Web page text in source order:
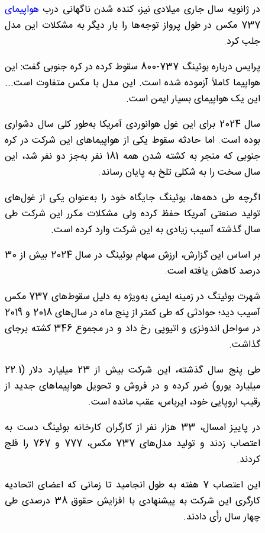
در ژانویه سال جاری میلادی نیز، کنده شدن ناگهانی درب هواپیمای
737 مکس در طول پرواز توجه‌ها را بار دیگر به مشکلات این مدل
جلب کرد.
پرایس درباره بوئینگ 737-800 سقوط کرده در کره جنوبی گفت: این
هواپیما کاملاً آزموده شده است. این مدل با مکس متفاوت است...
این یک هواپیمای بسیار ایمن است.
سال 2024 برای این غول هوانوردی آمریکا به‌طور کلی سال دشواری
بوده است. اما حادثه سقوط یکی از هواپیماهای این شرکت در کره
جنوبی که منجر به کشته شدن همه 181 نفر به‌جز دو نفر شد، این
سال سخت را به شکلی تلخ به پایان رساند.
اگرچه طی دهه‌ها، بوئینگ جایگاه خود را به‌عنوان یکی از غول‌های
تولید صنعتی آمریکا حفظ کرده ولی مشکلات مکرر این شرکت طی
سال گذشته آسیب زیادی به این شرکت وارد کرده است.
بر اساس این گزارش، ارزش سهام بوئینگ در سال 2024 بیش از 30
درصد کاهش یافته است.
شهرت بوئینگ در زمینه ایمنی به‌ویژه به دلیل سقوط‌های 737 مکس
آسیب دید؛ حوادثی که طی کمتر از پنج ماه در سال‌های 2018 و 2019
در سواحل اندونزی و اتیوپی رخ داد و در مجموع 346 کشته برجای
گذاشت.
طی پنج سال گذشته، این شرکت بیش از 23 میلیارد دلار (22.1
میلیارد یورو) ضرر کرده و در فروش و تحویل هواپیماهای جدید از
رقیب اروپایی خود، ایرباس، عقب مانده است.
در پاییز امسال، 33 هزار نفر از کارگران کارخانه بوئینگ دست به
اعتصاب زدند و تولید مدل‌های 737 مکس، 777 و 767 را فلج
کردند.
این اعتصاب 7 هفته به طول انجامید تا زمانی که اعضای اتحادیه
کارگری این شرکت به پیشنهادی با افزایش حقوق 38 درصدی طی
چهار سال رأی دادند.